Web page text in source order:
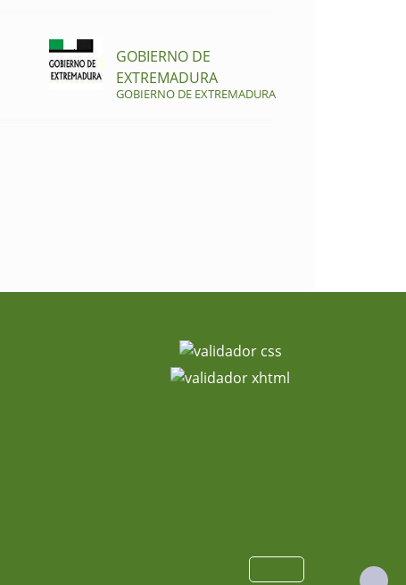
GOBIERNO DE
EXTREMADURA
GOBIERNO DE EXTREMADURA